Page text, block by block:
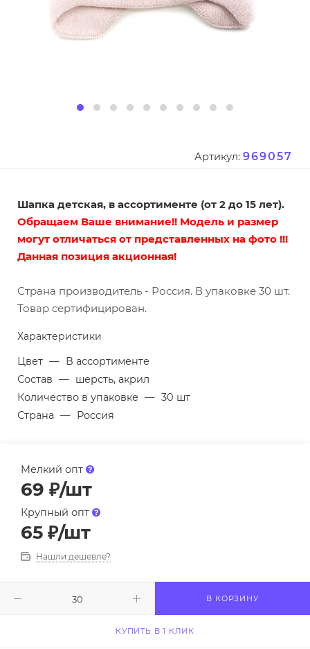
Артикул: 969057
Шапка детская, в ассортименте (от 2 до 15 лет).
Обращаем Ваше внимание!! Модель и размер
могут отличаться от представленных на фото !!!
Данная позиция акционная!
Страна производитель - Россия. В упаковке 30 шт.
Товар сертифицирован.
Характеристики
Цвет — В ассортименте
Состав — шерсть, акрил
Количество в упаковке — 30 шт
Страна — Россия
Мелкий опт
69 ₽/шт
Крупный опт
65 ₽/шт
Нашли дешевле?
В КОРЗИНУ
КУПИТЬ В 1 КЛИК